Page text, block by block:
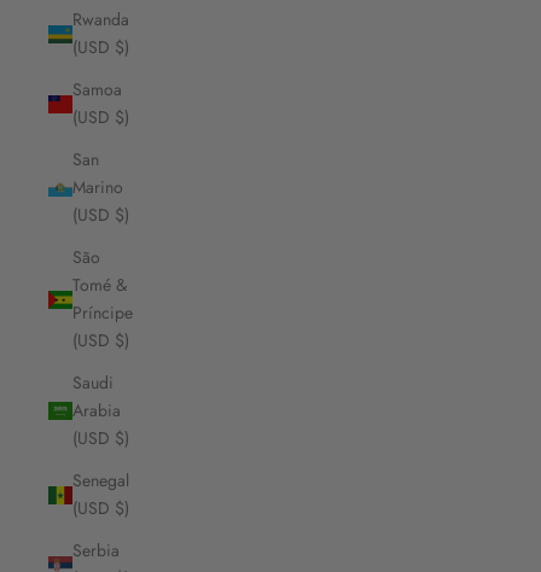
Rwanda
(USD $)
Samoa
(USD $)
San
Marino
(USD $)
São
Tomé &
Príncipe
(USD $)
Saudi
Arabia
(USD $)
Senegal
(USD $)
Serbia